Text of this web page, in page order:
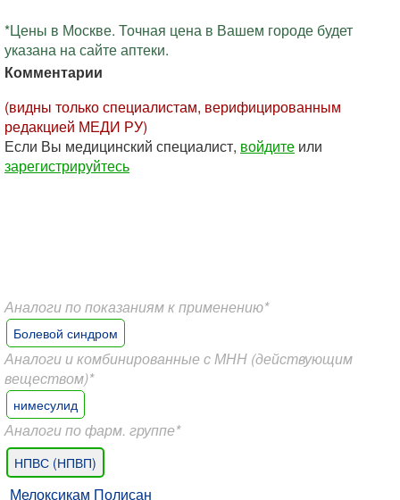
*Цены в Москве. Точная цена в Вашем городе будет
указана на сайте аптеки.
Комментарии
(видны только специалистам, верифицированным
редакцией МЕДИ РУ)
Если Вы медицинский специалист, войдите или
зарегистрируйтесь
Аналоги по показаниям к применению*
Болевой синдром
Аналоги и комбинированные с МНН (действующим
веществом)*
нимесулид
Аналоги по фарм. группе*
НПВС (НПВП)
Мелоксикам Полисан